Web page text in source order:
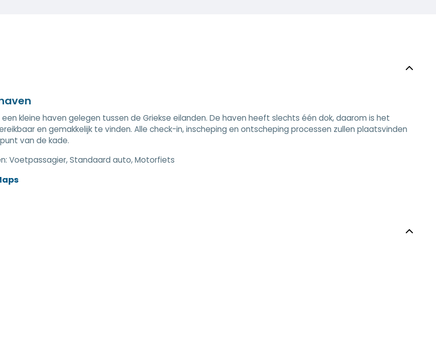
kleine haven gelegen tussen de Griekse eilanden. De haven heeft slechts één dok, daarom is het
en gemakkelijk te vinden. Alle check-in, inscheping en ontscheping processen zullen plaatsvinden
van de kade.
Voetpassagier, Standaard auto, Motorfiets